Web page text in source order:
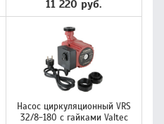
11 220 руб.
Насос циркуляционный VRS
32/8-180 с гайками Valtec